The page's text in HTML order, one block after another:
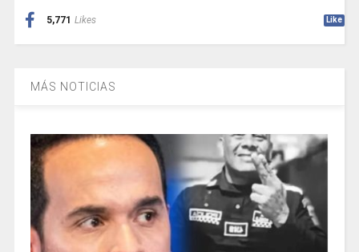
5,771 Likes Like
MÁS NOTICIAS